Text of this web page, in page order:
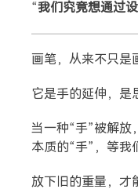
“我们究竟想通过
画笔，从来不只是
它是手的延伸，是
当一种“手”被解放
本质的“手”，等我
放下旧的重量，才